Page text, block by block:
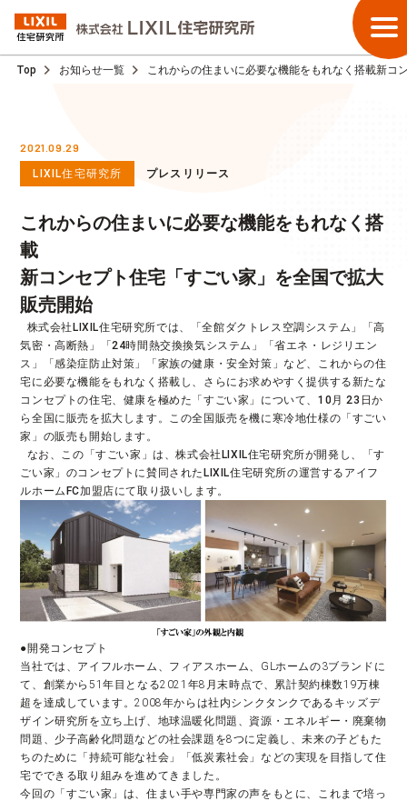
Top お知らせ一覧 これからの住まいに必要な機能をもれなく搭載新コ
2021.09.29
LIXIL住宅研究所 プレスリリース
これからの住まいに必要な機能をもれなく搭
載
新コンセプト住宅「すごい家」を全国で拡大
販売開始
気密・高断熱」「24時間熱交換換気システム」「省エネ・レジリエン
ス」「感染症防止対策」「家族の健康・安全対策」など、これからの住
宅に必要な機能をもれなく搭載し、さらにお求めやすく提供する新たな
コンセプトの住宅、健康を極めた「すごい家」について、10月 23日か
ら全国に販売を拡大します。この全国販売を機に寒冷地仕様の「すごい
家」の販売も開始します。
ごい家」のコンセプトに賛同されたLIXIL住宅研究所の運営するアイフ
ルホームFC加盟店にて取り扱いします。
●開発コンセプト
当社では、アイフルホーム、フィアスホーム、GLホームの3ブランドに
て、創業から51年目となる2021年8月末時点で、累計契約棟数19万棟
超を達成しています。2008年からは社内シンクタンクであるキッズデ
ザイン研究所を立ち上げ、地球温暖化問題、資源・エネルギー・廃棄物
問題、少子高齢化問題などの社会課題を8つに定義し、未来の子どもた
ちのために「持続可能な社会」「低炭素社会」などの実現を目指して住
宅でできる取り組みを進めてきました。
今回の「すごい家」は、住まい手や専門家の声をもとに、これまで培っ